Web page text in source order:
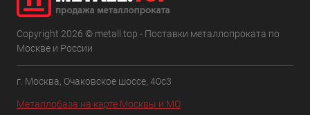
Copyright 2026 © metall.top - Поставки металлопроката по
Москве и России
г. Москва, Очаковское шоссе, 40с3
Металлобаза на карте Москвы и МО